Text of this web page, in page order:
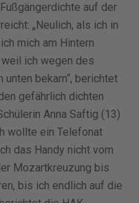
auf der
„Neulich, als ich in
mich am Hintern
ich wegen des
unten bekam“, berichtet
gefährlich dichten
Anna Saftig (13)
wollte ein Telefonat
das Handy nicht vom
Mozartkreuzung bis
bis ich endlich auf die